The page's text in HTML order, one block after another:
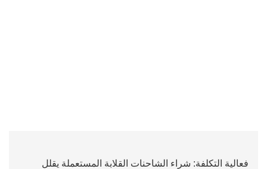
فعالية التكلفة: شراء الشاحنات القلابة المستعملة يقلل